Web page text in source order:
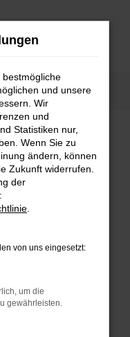
helfen können:
und deine
und unsere
Wir
und
Statistiken nur,
Wenn Sie zu
ändern, können
Zukunft widerrufen.
der
von uns eingesetzt:
um die
gewährleisten.